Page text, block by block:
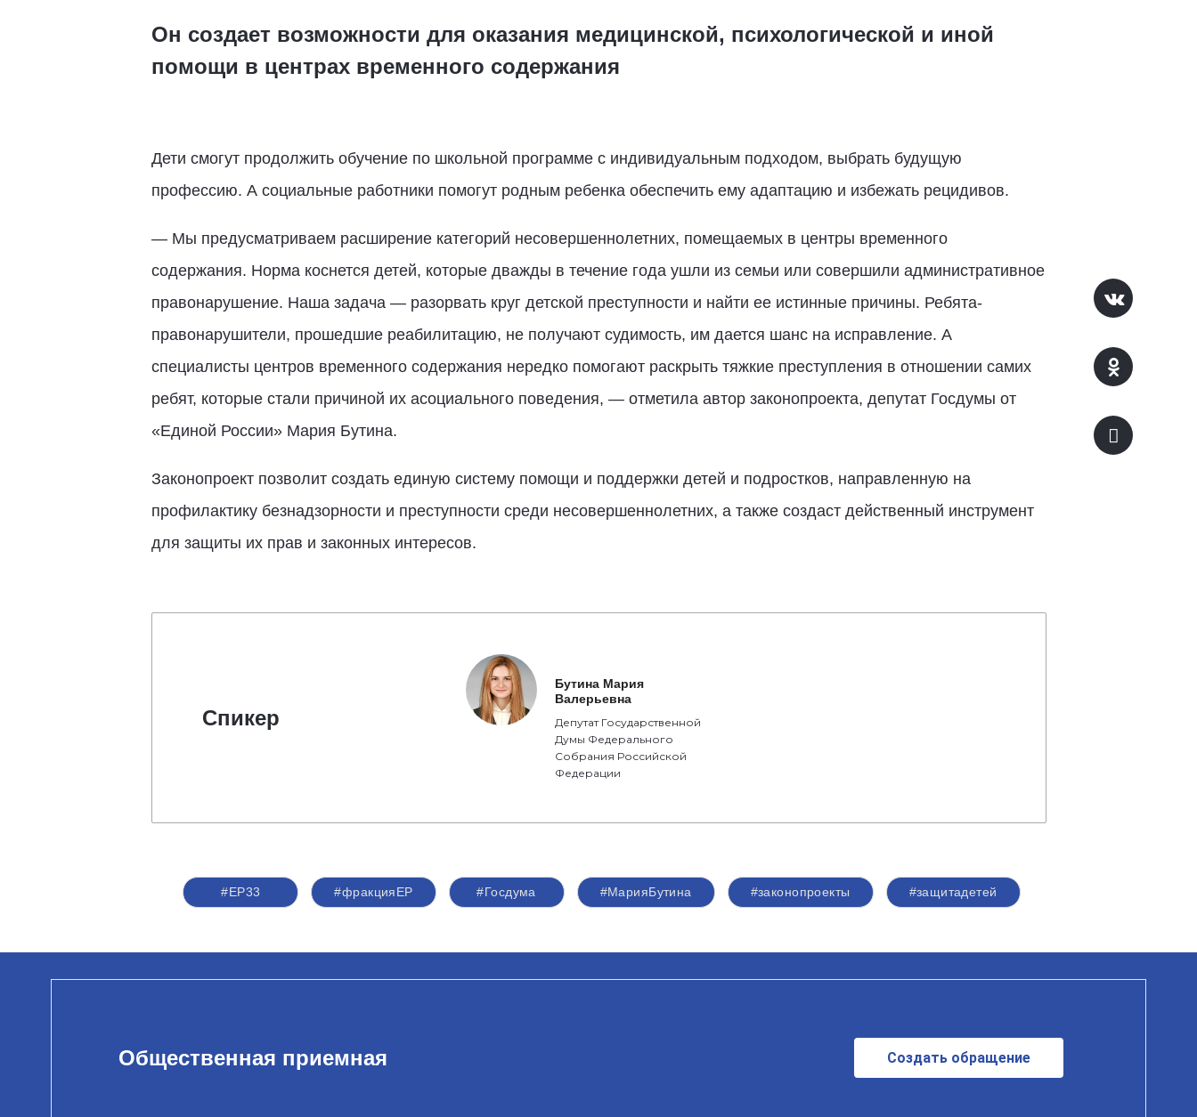
Он создает возможности для оказания медицинской, психологической и иной
помощи в центрах временного содержания
Дети смогут продолжить обучение по школьной программе с индивидуальным подходом, выбрать будущую
профессию. А социальные работники помогут родным ребенка обеспечить ему адаптацию и избежать рецидивов.
— Мы предусматриваем расширение категорий несовершеннолетних, помещаемых в центры временного
содержания. Норма коснется детей, которые дважды в течение года ушли из семьи или совершили административное
правонарушение. Наша задача — разорвать круг детской преступности и найти ее истинные причины. Ребята-
правонарушители, прошедшие реабилитацию, не получают судимость, им дается шанс на исправление. А
специалисты центров временного содержания нередко помогают раскрыть тяжкие преступления в отношении самих
ребят, которые стали причиной их асоциального поведения, — отметила автор законопроекта, депутат Госдумы от
«Единой России» Мария Бутина.
Законопроект позволит создать единую систему помощи и поддержки детей и подростков, направленную на
профилактику безнадзорности и преступности среди несовершеннолетних, а также создаст действенный инструмент
для защиты их прав и законных интересов.
Спикер
Бутина Мария
Валерьевна
Депутат Государственной
Думы Федерального
Собрания Российской
Федерации
#ЕР33 #фракцияЕР #Госдума #МарияБутина #законопроекты #защитадетей
Общественная приемная Создать обращение